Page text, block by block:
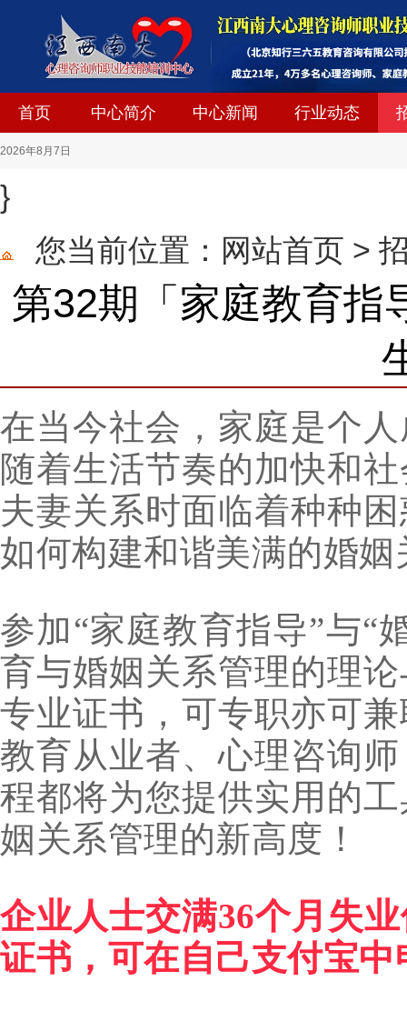
首页 中心简介 中心新闻 行业动态
2026年8 月 7 日
}
您当前位置： 网站首页 >
第32期「家庭教育指
在当今社会，家庭是个
随着生活节奏的加快和
夫妻关系时面临着种种
如何构建和谐美满的婚
参加“家庭教育指导”与“
育与婚姻关系管理的理
专业证书，可专职亦可
教育从业者、心理咨询
程都将为您提供实用的
姻关系管理的新高度！
企业人士交满36个月失
证书，可在自己支付宝